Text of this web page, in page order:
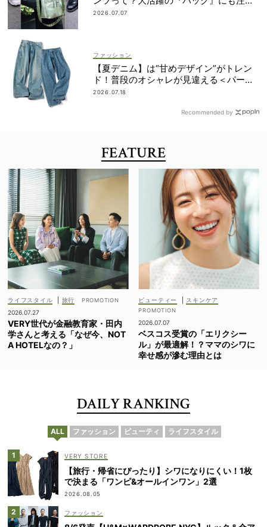
目！
2026.07.07
ファッション
【夏デニム】は“甘めデザイン”がトレン
ド！普段のオシャレが見違える＜パー
ル、レースetc.＞
2026.07.18
Recommended by
FEATURE
ライフスタイル
旅行
2026.07.27
VERY世代が金融教育家・田内
学さんと考える「なぜ今、NOT
A HOTELなの？」
ビューティー スキンケア
2026.07.07
ベスコス受賞の「エリクシー
ル」が最適解！？ママのシワに
幸せ感が滲む理由とは
DAILY RANKING
ALL ファッション ビューティ ライフスタイル
VERY STORE
【旅行・帰省にぴったり】シワになりにくい！1枚
で決まる「ワンピ&オールインワン」2選
2026.08.05
ファッション